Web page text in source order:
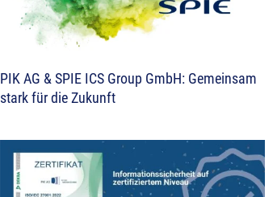
PIK AG & SPIE ICS Group GmbH: Gemeinsam
stark für die Zukunft